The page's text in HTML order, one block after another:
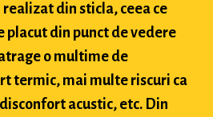
din sticla, ceea ce
placut din punct de vedere
o multime de
termic, mai multe riscuri ca
acustic, etc. Din